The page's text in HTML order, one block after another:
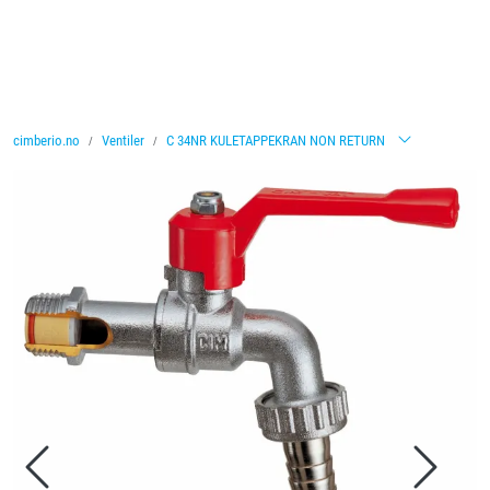
cimberio.no Ventiler C 34NR KULETAPPEKRAN NON RETURN
Vannbehandling
Nyheter
Knolval